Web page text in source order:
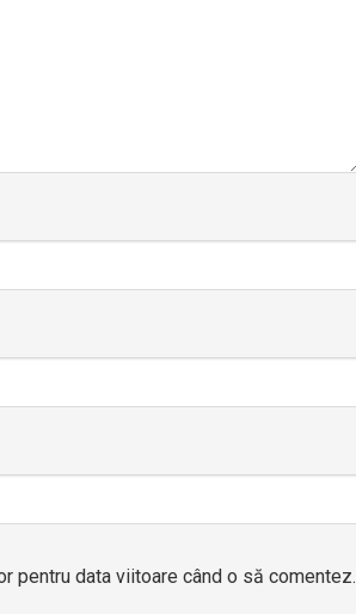
pentru data viitoare când o să comentez.